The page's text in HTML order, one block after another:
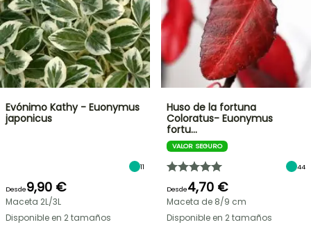
Evónimo Kathy - Euonymus
japonicus
11
Desde9,90 €
Maceta 2L/3L
Disponible en 2 tamaños
Huso de la fortuna
Coloratus- Euonymus
fortu…
VALOR SEGURO
44
Desde4,70 €
Maceta de 8/9 cm
Disponible en 2 tamaños